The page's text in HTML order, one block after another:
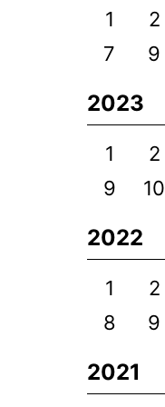
1 2
7
9
2023
1 2
9
10
2022
1 2
8
9
2021